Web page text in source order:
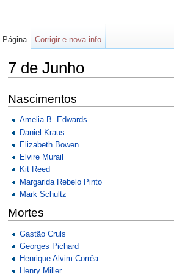
7 de Junho
Nascimentos
Amelia B. Edwards
Daniel Kraus
Elizabeth Bowen
Elvire Murail
Kit Reed
Margarida Rebelo Pinto
Mark Schultz
Mortes
Gastão Cruls
Georges Pichard
Henrique Alvim Corrêa
Henry Miller
Página Corrigir e nova info